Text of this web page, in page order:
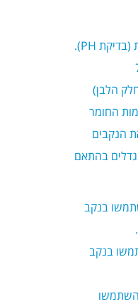
(בדיקת PH
).
הלבן)
החומר
הנקבים
משתחרר החומר; ישנם נקבים ב 3 גדלים בהתאם
15 מ"ק – השתמשו בנקב
בנפח 15-22.5 – השתמשו בנקב
22.5-30 מ"ק – השתמשו